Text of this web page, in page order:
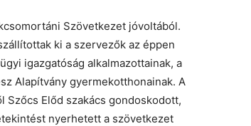
Szövetkezet jóvoltából.
ki a szervezők az éppen
igazgatóság alkalmazottainak, a
Alapítvány gyermekotthonainak. A
Előd szakács gondoskodott,
nyerhetett a szövetkezet